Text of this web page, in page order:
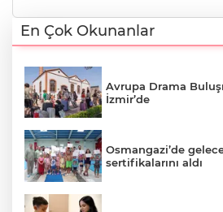
En Çok Okunanlar
Avrupa Drama
İzmir’de
Osmangazi’de
sertifikalarını aldı